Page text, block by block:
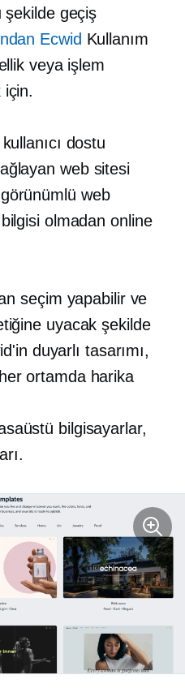
şekilde geçiş
Ecwid Kullanım
veya işlem
için.
kullanıcı dostu
web sitesi
web
olmadan online
seçim yapabilir ve
uyacak şekilde
duyarlı tasarımı,
ortamda harika
bilgisayarlar,